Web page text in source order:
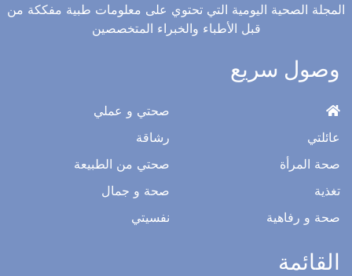
المجلة الصحية اليومية التي تحتوي على معلومات طبية مفككة من
قبل الأطباء والخبراء المتخصصين
وصول سريع
عائلتي
صحة المرأة
تغذية
صحة و رفاهية
صحتي و عملي
رشاقة
صحتي من الطبيعة
صحة و جمال
نفسيتي
القائمة